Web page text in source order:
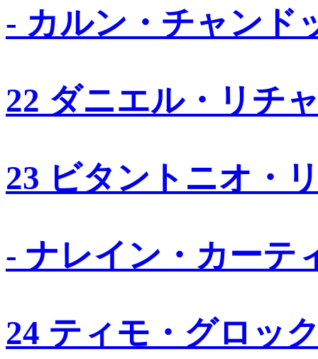
- カルン・チャンド
22 ダニエル・リチ
23 ビタントニオ・
- ナレイン・カーテ
24 ティモ・グロッ